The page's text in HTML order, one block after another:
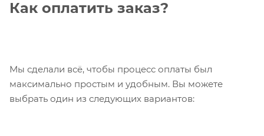
Как оплатить заказ?
Мы сделали всё, чтобы процесс оплаты был
максимально простым и удобным. Вы можете
выбрать один из следующих вариантов: